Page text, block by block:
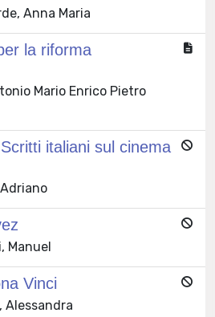
Anna Maria
la riforma
Mario Enrico Pietro
italiani sul cinema
Manuel
Vinci
Alessandra